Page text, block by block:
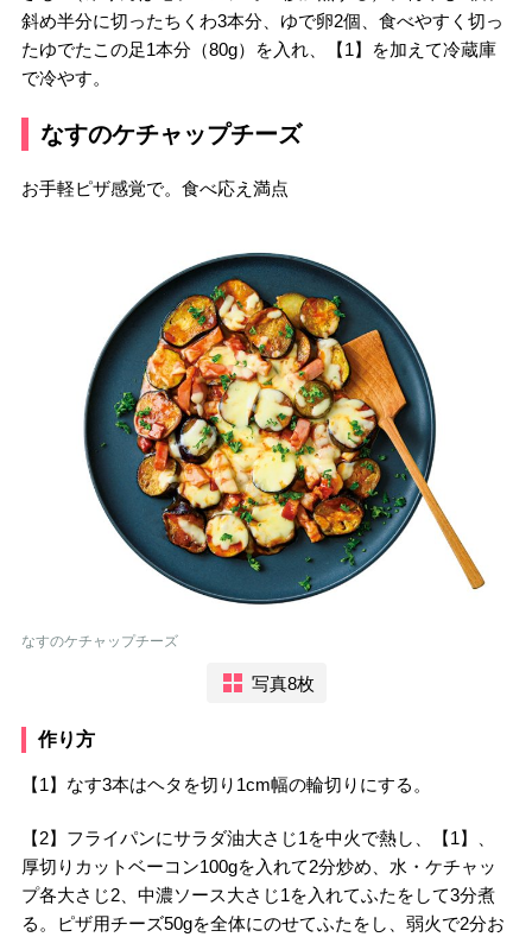
斜め半分に切ったちくわ3本分、ゆで卵2個、食べやすく切っ
たゆでたこの足1本分（80g）を入れ、【1】を加えて冷蔵庫
で冷やす。
なすのケチャップチーズ
お手軽ピザ感覚で。食べ応え満点
なすのケチャップチーズ
写真8枚
作り方
【1】なす3本はヘタを切り1cm幅の輪切りにする。
【2】フライパンにサラダ油大さじ1を中火で熱し、【1】、
厚切りカットベーコン100gを入れて2分炒め、水・ケチャッ
プ各大さじ2、中濃ソース大さじ1を入れてふたをして3分煮
る。ピザ用チーズ50gを全体にのせてふたをし、弱火で2分お